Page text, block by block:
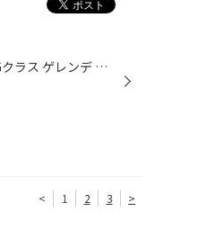
福岡市早良区のタイヤ館次郎丸です。 今回は、メルセデスベンツのGクラス ゲレンデ W463型です。 さすがのゲレンデも経年劣化はしますので、 アライメント調整は重要です。 ありがとうございました。
< 1 2 3 >